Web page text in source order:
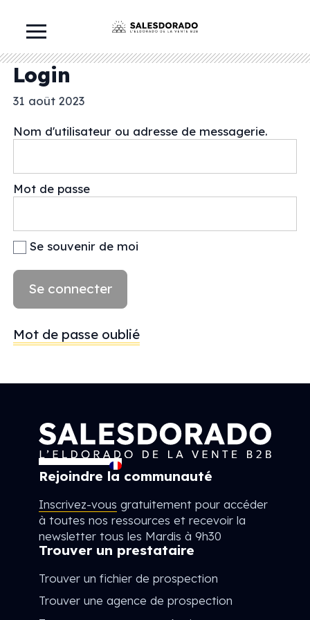
Login
31 août 2023
Nom d'utilisateur ou adresse de messagerie.
Mot de passe
Se souvenir de moi
Mot de passe oublié
Rejoindre la communauté
Inscrivez-vous gratuitement pour accéder
à toutes nos ressources et recevoir la
newsletter tous les Mardis à 9h30
Trouver un prestataire
Trouver un fichier de prospection
Trouver une agence de prospection